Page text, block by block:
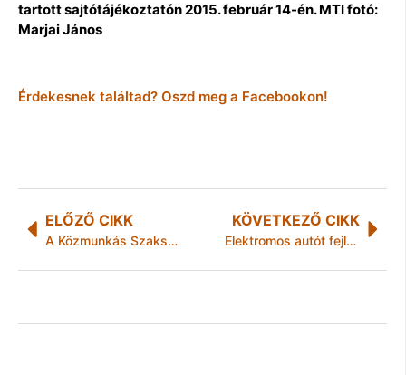
tartott sajtótájékoztatón 2015. február 14-én. MTI fotó:
Marjai János
Érdekesnek találtad? Oszd meg a Facebookon!
ELŐZŐ CIKK
A Közmunkás Szakszervezet tüntetése Miskolcon
KÖVETKEZŐ CIKK
Elektromos autót fejleszt az Apple